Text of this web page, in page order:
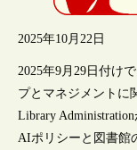
2025年10月22日
2025年9月29日付け
プとマネジメントに
Library
AIポリシーと図書館